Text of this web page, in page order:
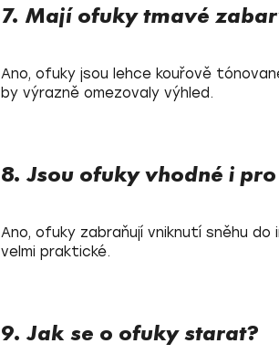
7. Mají ofuky tmavé
Ano, ofuky jsou lehce kouřově
by výrazně omezovaly výhled.
8. Jsou ofuky vhodné i
Ano, ofuky zabraňují vniknutí sněhu
velmi praktické.
9. Jak se o ofuky starat?